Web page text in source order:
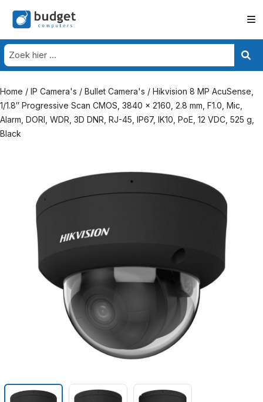
Home / IP Camera's / Bullet Camera's / Hikvision 8 MP AcuSense,
1/1.8″ Progressive Scan CMOS, 3840 × 2160, 2.8 mm, F1.0, Mic,
Alarm, DORI, WDR, 3D DNR, RJ-45, IP67, IK10, PoE, 12 VDC, 525 g,
Black